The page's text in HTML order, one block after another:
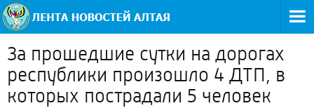
За прошедшие сутки на дорогах
республики произошло 4 ДТП, в
которых пострадали 5 человек